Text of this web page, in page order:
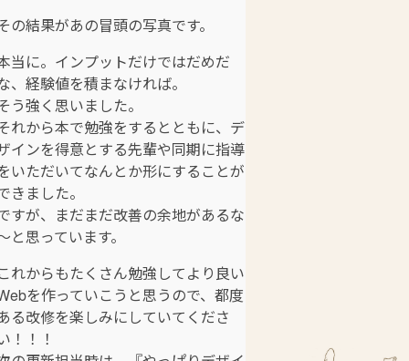
の結果があの冒頭の写真です。
当に。インプットだけではだめだ
、経験値を積まなければ。
う強く思いました。
れから本で勉強をするとともに、デ
インを得意とする先輩や同期に指導
いただいてなんとか形にすることが
きました。
すが、まだまだ改善の余地があるな
と思っています。
れからもたくさん勉強してより良い
を作っていこうと思うので、都度
る改修を楽しみにしていてくださ
！！！